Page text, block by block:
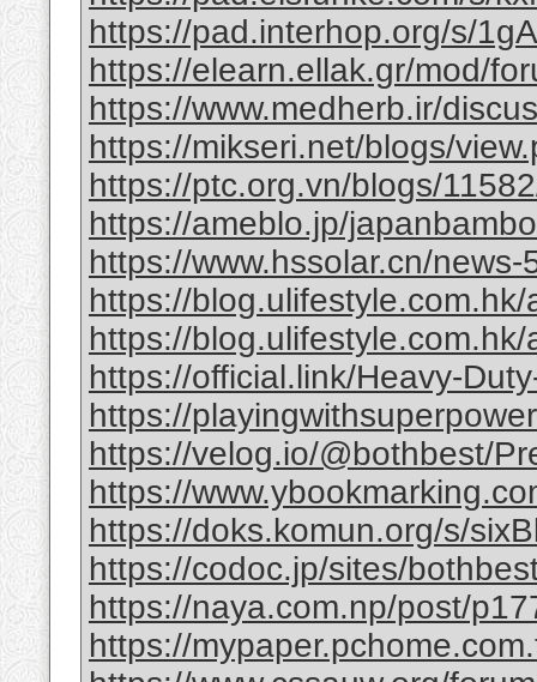
https://pad.interhop.org/s/
https://elearn.ellak.gr/mod/
https://www.medherb.ir/
https://mikseri.net/blogs/
https://ptc.org.vn/blogs/
https://ameblo.jp/
https://www.hssolar.cn/news-
https://
https://
https://official.link/Heavy-
https://
https://velog.io/@bothbest/
https://
https://doks.komun.org/s/
https://codoc.jp/sites/
https://naya.com.np/post/
https://